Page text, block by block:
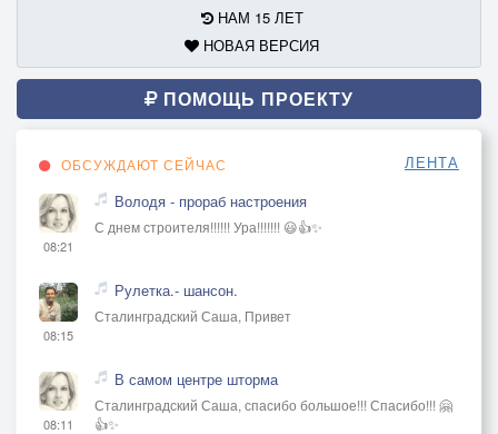
НАМ 15 ЛЕТ
НОВАЯ ВЕРСИЯ
ПОМОЩЬ ПРОЕКТУ
ОБСУЖДАЮТ СЕЙЧАС ЛЕНТА
08:21
Володя - прораб настроения
С днем строителя!!!!!! Ура!!!!!!! 😃👍✨
08:15
Рулетка.- шансон.
Сталинградский Саша, Привет
08:11
В самом центре шторма
Сталинградский Саша, спасибо большое!!! Спасибо!!! 🤗
👍✨